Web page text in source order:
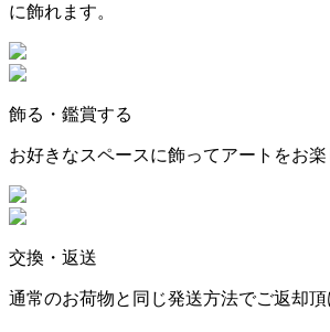
に飾れます。
飾る・鑑賞する
お好きなスペースに飾ってアートをお楽
交換・返送
通常のお荷物と同じ発送方法でご返却頂